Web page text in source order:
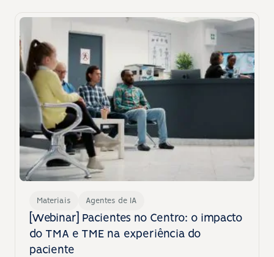
Materiais Agentes de IA
[Webinar] Pacientes no Centro: o impacto
do TMA e TME na experiência do
paciente